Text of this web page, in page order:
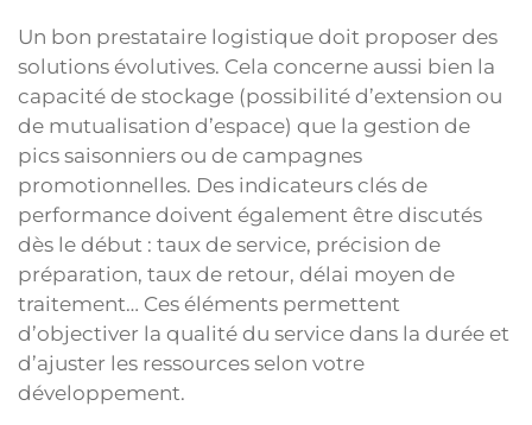
Un bon prestataire logistique doit proposer des
solutions évolutives. Cela concerne aussi bien la
capacité de stockage (possibilité d’extension ou
de mutualisation d’espace) que la gestion de
pics saisonniers ou de campagnes
promotionnelles. Des indicateurs clés de
performance doivent également être discutés
dès le début : taux de service, précision de
préparation, taux de retour, délai moyen de
traitement… Ces éléments permettent
d’objectiver la qualité du service dans la durée et
d’ajuster les ressources selon votre
développement.